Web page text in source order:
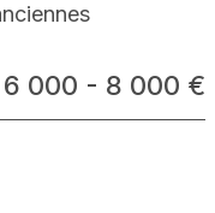
6 000 - 8 000 €